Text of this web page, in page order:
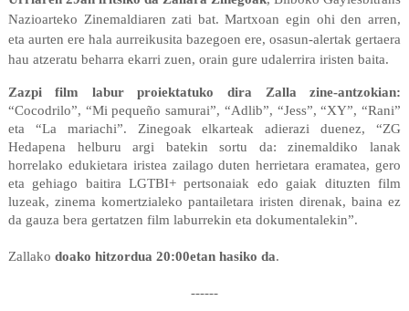
Nazioarteko Zinemaldiaren zati bat. Martxoan egin ohi den arren,
eta aurten ere hala aurreikusita bazegoen ere, osasun-alertak gertaera
hau atzeratu beharra ekarri zuen, orain gure udalerrira iristen baita.
Zazpi film labur proiektatuko dira Zalla zine-antzokian:
“Cocodrilo”, “Mi pequeño samurai”, “Adlib”, “Jess”, “XY”, “Rani”
eta “La mariachi”. Zinegoak elkarteak adierazi duenez, “ZG
Hedapena helburu argi batekin sortu da: zinemaldiko lanak
horrelako edukietara iristea zailago duten herrietara eramatea, gero
eta gehiago baitira LGTBI+ pertsonaiak edo gaiak dituzten film
luzeak, zinema komertzialeko pantailetara iristen direnak, baina ez
da gauza bera gertatzen film laburrekin eta dokumentalekin”.
Zallako doako hitzordua 20:00etan hasiko da.
------